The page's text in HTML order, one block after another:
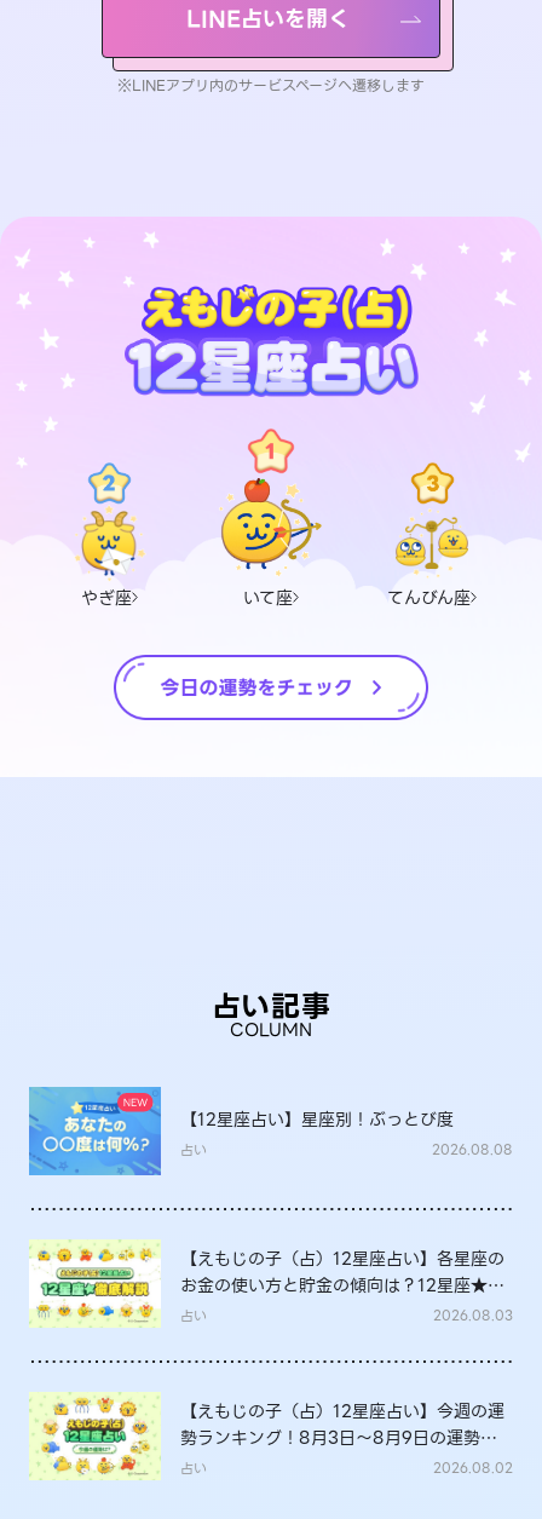
LINE占いを開く
※LINEアプリ内のサービスページへ遷移します
やぎ座 いて座 てんびん座
占い記事
COLUMN
【12星座占い】星座別！ぶっとび度
占い 2026.08.08
【えもじの子（占）12星座占い】各星座の
お金の使い方と貯金の傾向は？12星座★徹
底解説
占い 2026.08.03
【えもじの子（占）12星座占い】今週の運
勢ランキング！8月3日～8月9日の運勢
は？
占い 2026.08.02